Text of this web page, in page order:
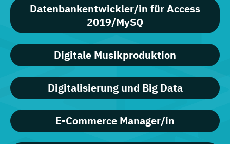
Datenbankentwickler/in für Access
2019/MySQ
Digitale Musikproduktion
Digitalisierung und Big Data
E-Commerce Manager/in